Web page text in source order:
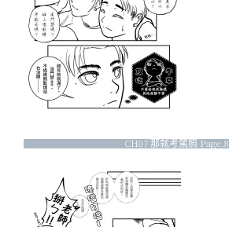
CH07 那就考駕照 Page.8